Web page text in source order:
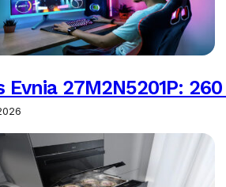
Evnia 27M2N5201P: